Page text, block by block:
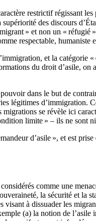
restrictif régissant
des discours
» et non un «
respectable, humaniste
et la catégorie
du droit d’asile,
dans le but de
légitimes
se révèle ici
limite » – ils ne sont
d’asile », et est
comme une
la sécurité et
à dissuader les
(a) la notion de